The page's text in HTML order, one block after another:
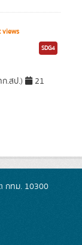
views
SDG4
.สป.)
21
กทม. 10300